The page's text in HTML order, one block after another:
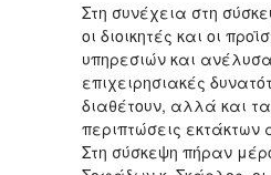
Στη συνέχεια στη
οι διοικητές και οι
υπηρεσιών και
επιχειρησιακές
διαθέτουν, αλλά και
περιπτώσεις εκτάκτων
Στη σύσκεψη πήραν